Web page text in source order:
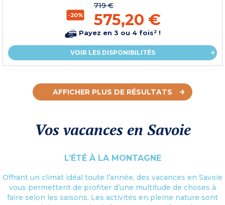
-20%
719 €
575,20 €
Payez en 3 ou 4 fois² !
VOIR LES DISPONIBILITÉS
AFFICHER PLUS DE RÉSULTATS
Vos vacances en Savoie
L’ÉTÉ À LA MONTAGNE
Offrant un climat idéal toute l’année, des vacances en Savoie
vous permettent de profiter d’une multitude de choses à
faire selon les saisons. Les activités en pleine nature sont